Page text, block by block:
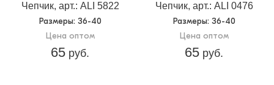
Чепчик, арт.: ALI 5822
Размеры: 36-40
Цена оптом
65 руб.
Чепчик, арт.: ALI 0476
Размеры: 36-40
Цена оптом
65 руб.